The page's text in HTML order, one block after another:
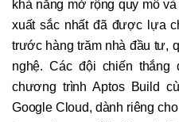
khả năng mở rộng quy mô
xuất sắc nhất đã được lựa
trước hàng trăm nhà đầu tư,
nghệ. Các đội chiến
chương trình Aptos Build
Google Cloud, dành riêng